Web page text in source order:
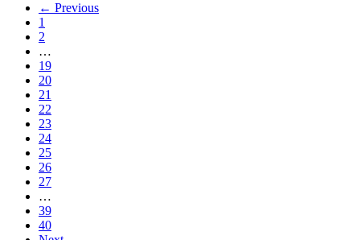
← Previous
1
2
…
19
20
21
22
23
24
25
26
27
…
39
40